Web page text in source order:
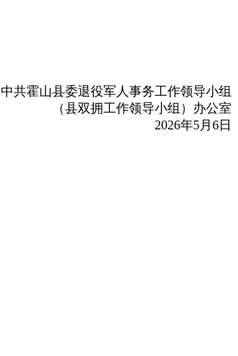
中共霍山县委退役军人事务工作领导小组
（县双拥工作领导小组）办公室
2026年5月6日